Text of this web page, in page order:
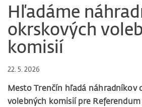
Hľadáme
okrskových
komisií
22. 5. 2026
Mesto Trenčín hľadá náhradníkov
volebných komisií pre